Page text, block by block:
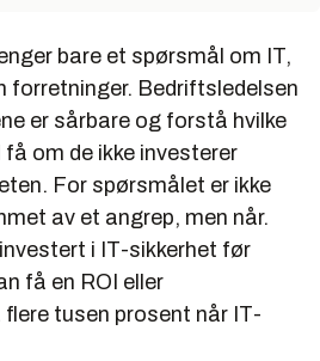
bare et spørsmål om IT,
forretninger. Bedriftsledelsen
er sårbare og forstå hvilke
om de ikke investerer
For spørsmålet er ikke
av et angrep, men når.
i IT-sikkerhet før
få en ROI eller
tusen prosent når IT-